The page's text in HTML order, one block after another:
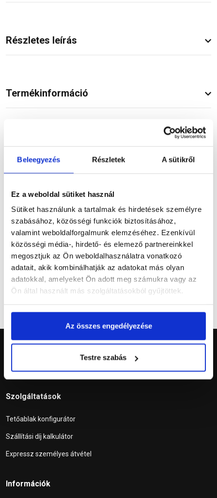
Beleegyezés Részletek A sütikről
Ez a weboldal sütiket használ
Sütiket használunk a tartalmak és hirdetések személyre
szabásához, közösségi funkciók biztosításához,
valamint weboldalforgalmunk elemzéséhez. Ezenkívül
közösségi média-, hirdető- és elemező partnereinkkel
megosztjuk az Ön weboldalhasználatra vonatkozó
adatait, akik kombinálhatják az adatokat más olyan
adatokkal, amelyeket Ön adott meg számukra vagy az
Ön által használt más szolgáltatásokból gyűjtöttek.
Az összes engedélyezése
Testre szabás
Részletes leírás
Termékinformáció
Vásárlói vélemények
Kérdések és válaszok
Szolgáltatások
Tetőablak konfigurátor
Szállítási díj kalkulátor
Expressz személyes átvétel
Információk